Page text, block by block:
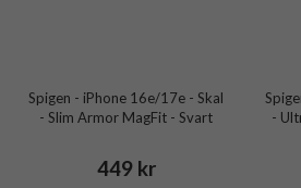
Spigen - iPhone 16e/17e - Skal
- Slim Armor MagFit - Svart
449 kr
-